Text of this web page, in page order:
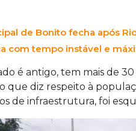
de Bonito fecha após
com tempo instável e
é antigo, tem mais de
que diz respeito à
de infraestrutura, foi